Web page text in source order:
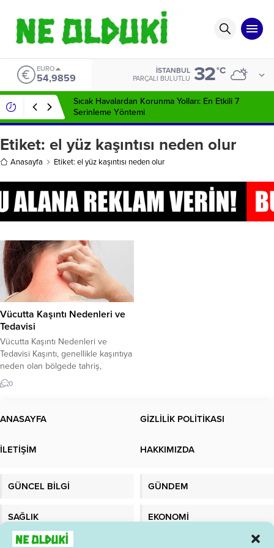
EURO
54,9859
İSTANBUL
PARÇALI BULUTLU 32°C
Sıcak Havalardan Korunma Yolları: En Etkili 7
Serinleme Yöntemi
Etiket: el yüz kaşıntısı neden olur
Anasayfa Etiket: el yüz kaşıntısı neden olur
Vücutta Kaşıntı Nedenleri ve
Tedavisi
Vücutta Kaşıntı Nedenleri ve
Tedavisi Kaşıntı, genellikle kaşıntıya
neden olan bölgede tahriş,
kızarıklık ve kabarcıklarla birlikte
ortaya çıkar. Vücutta kaşıntıya
Kaşıntı, herhangi bir yaşta herkesi
durumlarda kaşıntı, ciddi bir altta
0
ANASAYFA GİZLİLİK POLİTİKASI
İLETİŞİM HAKKIMIZDA
GÜNCEL BİLGİ GÜNDEM
SAĞLIK EKONOMİ